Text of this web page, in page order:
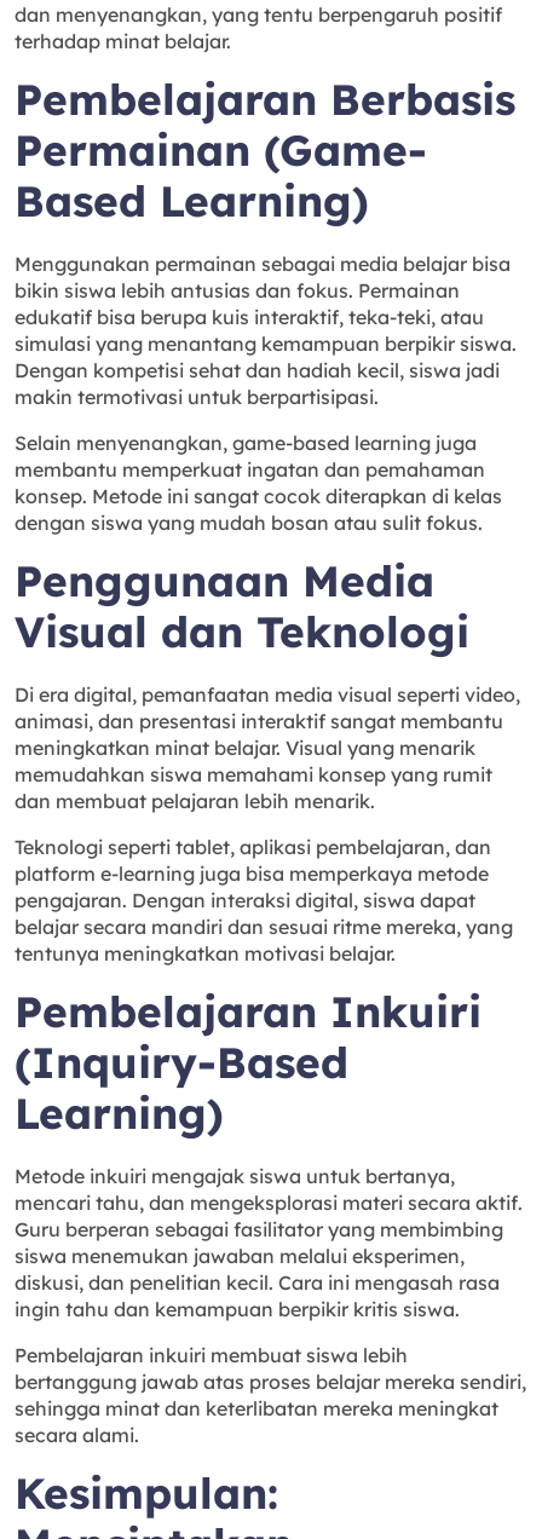
dan menyenangkan, yang tentu berpengaruh positif
terhadap minat belajar.
Pembelajaran Berbasis
Permainan (Game-
Based Learning)
Menggunakan permainan sebagai media belajar bisa
bikin siswa lebih antusias dan fokus. Permainan
edukatif bisa berupa kuis interaktif, teka-teki, atau
simulasi yang menantang kemampuan berpikir siswa.
Dengan kompetisi sehat dan hadiah kecil, siswa jadi
makin termotivasi untuk berpartisipasi.
Selain menyenangkan, game-based learning juga
membantu memperkuat ingatan dan pemahaman
konsep. Metode ini sangat cocok diterapkan di kelas
dengan siswa yang mudah bosan atau sulit fokus.
Penggunaan Media
Visual dan Teknologi
Di era digital, pemanfaatan media visual seperti video,
animasi, dan presentasi interaktif sangat membantu
meningkatkan minat belajar. Visual yang menarik
memudahkan siswa memahami konsep yang rumit
dan membuat pelajaran lebih menarik.
Teknologi seperti tablet, aplikasi pembelajaran, dan
platform e-learning juga bisa memperkaya metode
pengajaran. Dengan interaksi digital, siswa dapat
belajar secara mandiri dan sesuai ritme mereka, yang
tentunya meningkatkan motivasi belajar.
Pembelajaran Inkuiri
(Inquiry-Based
Learning)
Metode inkuiri mengajak siswa untuk bertanya,
mencari tahu, dan mengeksplorasi materi secara aktif.
Guru berperan sebagai fasilitator yang membimbing
siswa menemukan jawaban melalui eksperimen,
diskusi, dan penelitian kecil. Cara ini mengasah rasa
ingin tahu dan kemampuan berpikir kritis siswa.
Pembelajaran inkuiri membuat siswa lebih
bertanggung jawab atas proses belajar mereka sendiri,
sehingga minat dan keterlibatan mereka meningkat
secara alami.
Kesimpulan: